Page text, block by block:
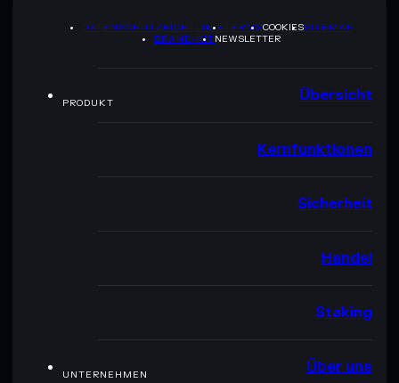
DATENSCHUTZRICHTLINIETERMSCOOKIESSITEMAP
BRAND-KITNEWSLETTER
PRODUKT Übersicht
Kernfunktionen
Sicherheit
Handel
Staking
UNTERNEHMEN Über uns